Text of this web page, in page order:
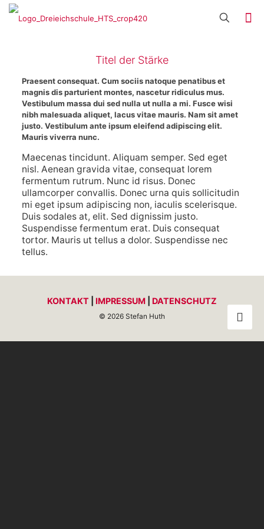
Titel der Stärke
Praesent consequat. Cum sociis natoque penatibus et
magnis dis parturient montes, nascetur ridiculus mus.
Vestibulum massa dui sed nulla ut nulla a mi. Fusce wisi
nibh malesuada aliquet, lacus vitae mauris. Nam sit amet
justo. Vestibulum ante ipsum eleifend adipiscing elit.
Mauris viverra nunc.
Maecenas tincidunt. Aliquam semper. Sed eget
nisl. Aenean gravida vitae, consequat lorem
fermentum rutrum. Nunc id risus. Donec
ullamcorper convallis. Donec urna quis sollicitudin
mi eget ipsum adipiscing non, iaculis scelerisque.
Duis sodales at, elit. Sed dignissim justo.
Suspendisse fermentum erat. Duis consequat
tortor. Mauris ut tellus a dolor. Suspendisse nec
tellus.
KONTAKT IMPRESSUM DATENSCHUTZ
© 2026 Stefan Huth